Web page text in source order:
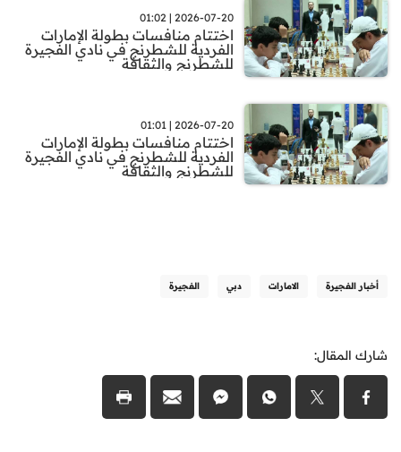
2026-07-20 | 01:02
اختتام منافسات بطولة الإمارات
الفردية للشطرنج في نادي الفجيرة
للشطرنج والثقافة
2026-07-20 | 01:01
اختتام منافسات بطولة الإمارات
الفردية للشطرنج في نادي الفجيرة
للشطرنج والثقافة
أخبار الفجيرة الامارات دبي الفجيرة
شارك المقال: